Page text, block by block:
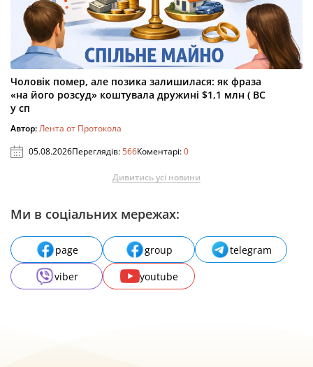
Чоловік помер, але позика залишилася: як фраза
«на його розсуд» коштувала дружині $1,1 млн ( ВС
у сп
Автор:Лента от Протокола
05.08.2026Переглядів:566Коментарі:0
Дивитись усі новини
Ми в соціальних мережах:
page group
telegram
viber
youtube